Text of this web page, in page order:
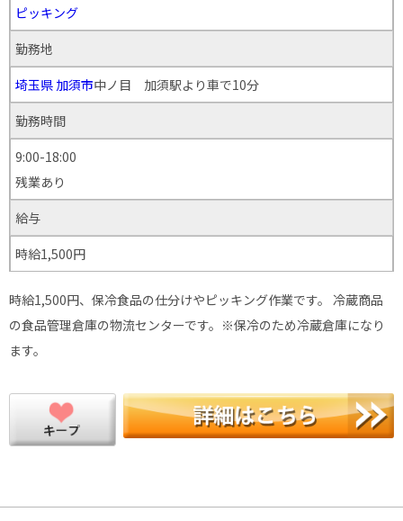
ピッキング
勤務地
埼玉県 加須市中ノ目 加須駅より車で10分
勤務時間
9:00-18:00
残業あり
給与
時給1,500円
時給1,500円、保冷食品の仕分けやピッキング作業です。 冷蔵商品
の食品管理倉庫の物流センターです。※保冷のため冷蔵倉庫になり
ます。